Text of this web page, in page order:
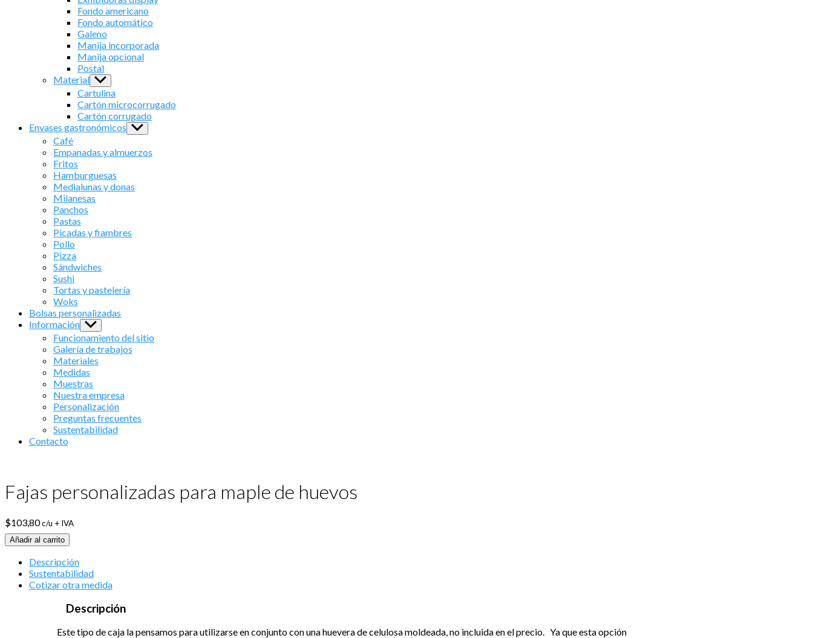
Fondo americano
Fondo automático
Galeno
Manija incorporada
Manija opcional
Postal
Material Show
sub
menu
Cartulina
Cartón microcorrugado
Cartón corrugado
Envases gastronómicos Show
sub
Café
Empanadas y almuerzos
Fritos
Hamburguesas
Medialunas y donas
Milanesas
Panchos
Pastas
Picadas y fiambres
Pollo
Pizza
Sándwiches
Sushi
Tortas y pastelería
Woks
Bolsas personalizadas
Información Show
sub
menu
Funcionamiento del sitio
Galería de trabajos
Materiales
Medidas
Muestras
Nuestra empresa
Personalización
Preguntas frecuentes
Sustentabilidad
Contacto
Fajas personalizadas para maple de huevos
$103,80c/u + IVA
Añadir al carrito
Descripción
Sustentabilidad
Cotizar otra medida
Descripción
Este tipo de caja la pensamos para utilizarse en conjunto con una huevera de celulosa moldeada, no incluida en el precio. Ya que esta opción